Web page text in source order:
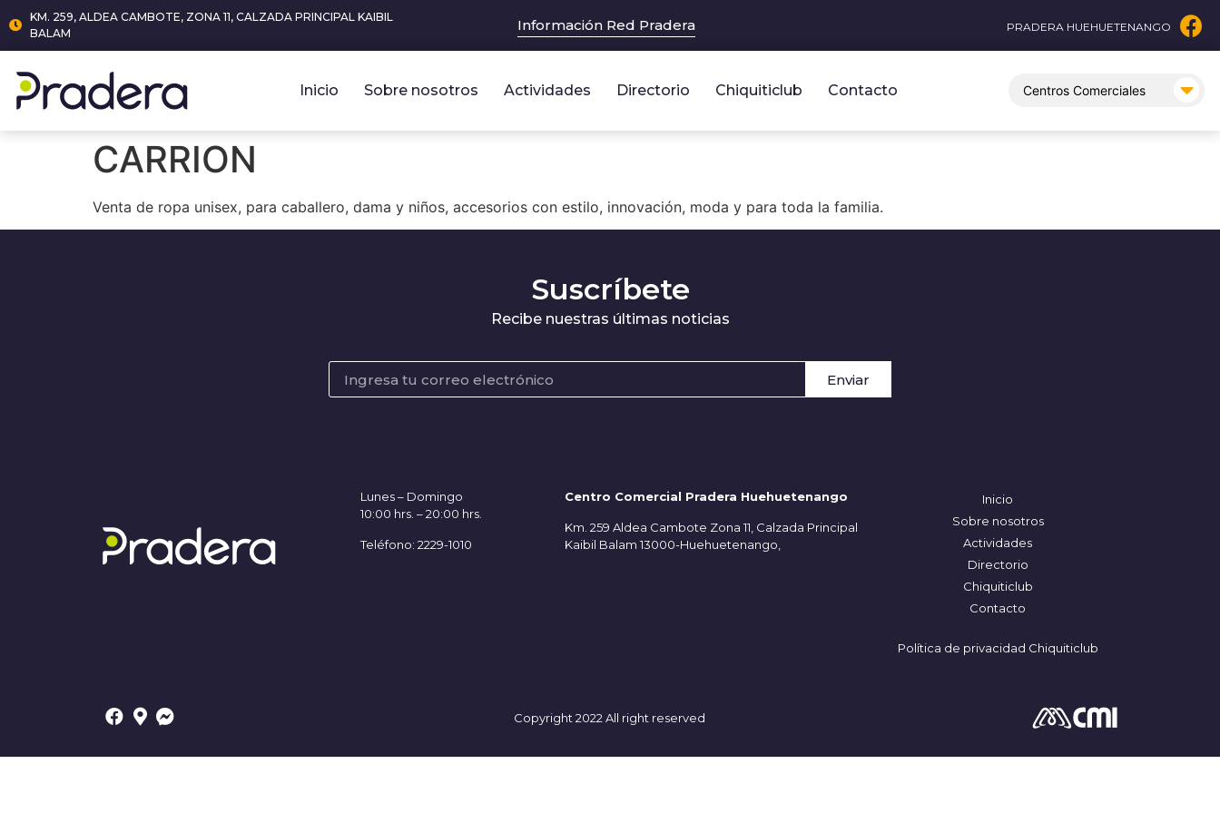
KM. 259, ALDEA CAMBOTE, ZONA 11, CALZADA PRINCIPAL KAIBIL
BALAM
Información Red Pradera PRADERA HUEHUETENANGO
Inicio Sobre nosotros Actividades Directorio Chiquiticlub Contacto
CARRION
Venta de ropa unisex, para caballero, dama y niños, accesorios con estilo, innovación, moda y para toda la familia.
Suscríbete
Recibe nuestras últimas noticias
Enviar
Lunes – Domingo
10:00 hrs. – 20:00 hrs.
Teléfono: 2229-1010
Centro Comercial Pradera Huehuetenango
Km. 259 Aldea Cambote Zona 11, Calzada Principal
Kaibil Balam 13000-Huehuetenango,
Inicio
Sobre nosotros
Actividades
Directorio
Chiquiticlub
Contacto
Política de privacidad Chiquiticlub
Copyright 2022 All right reserved